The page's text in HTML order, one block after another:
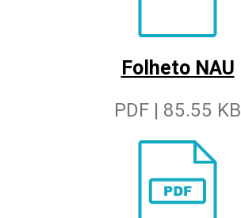
Folheto NAU
PDF | 85.55 KB